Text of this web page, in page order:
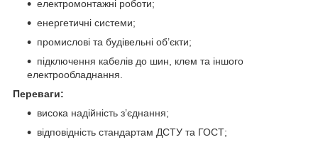
електромонтажні роботи;
енергетичні системи;
промислові та будівельні об’єкти;
підключення кабелів до шин, клем та іншого
електрообладнання.
Переваги:
висока надійність з’єднання;
відповідність стандартам ДСТУ та ГОСТ;